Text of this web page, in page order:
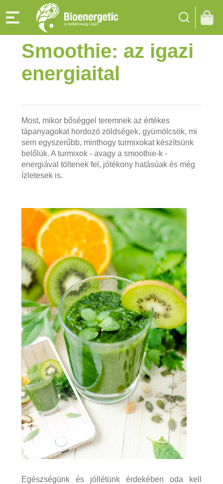
Smoothie: az igazi
energiaital
Most, mikor bőséggel teremnek az értékes
tápanyagokat hordozó zöldségek, gyümölcsök, mi
sem egyszerűbb, minthogy turmixokat készítsünk
belőlük. A turmixok - avagy a smoothie-k -
energiával töltenek fel, jótékony hatásúak és még
ízletesek is.
Egészségünk és jóllétünk érdekében oda kell